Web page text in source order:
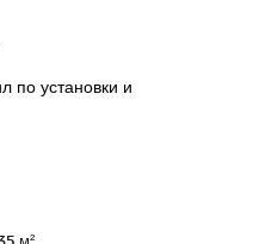
по установки и
м²